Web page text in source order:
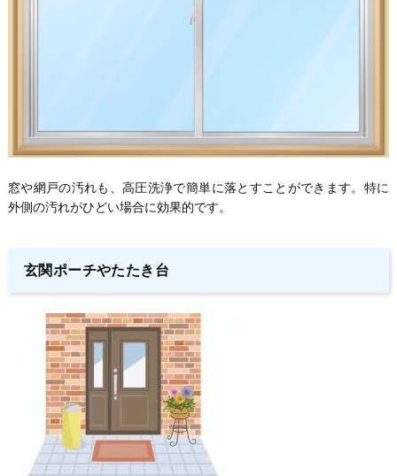
窓や網戸の汚れも、高圧洗浄で簡単に落とすことができます。特に
外側の汚れがひどい場合に効果的です。
玄関ポーチやたたき台